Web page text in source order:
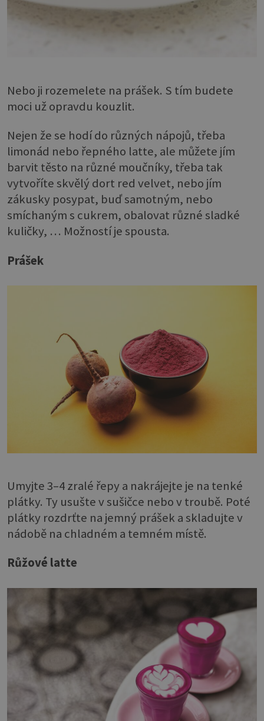
Nebo ji rozemelete na prášek. S tím budete
moci už opravdu kouzlit.
Nejen že se hodí do různých nápojů, třeba
limonád nebo řepného latte, ale můžete jím
barvit těsto na různé moučníky, třeba tak
vytvoříte skvělý dort red velvet, nebo jím
zákusky posypat, buď samotným, nebo
smíchaným s cukrem, obalovat různé sladké
kuličky, … Možností je spousta.
Prášek
Umyjte 3–4 zralé řepy a nakrájejte je na tenké
plátky. Ty usušte v sušičce nebo v troubě. Poté
plátky rozdrťte na jemný prášek a skladujte v
nádobě na chladném a temném místě.
Růžové latte